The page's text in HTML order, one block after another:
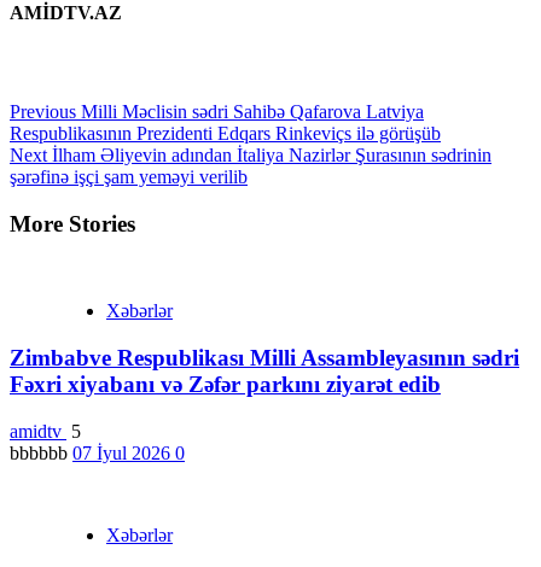
AMİDTV.AZ
Continue
Reading
Previous Milli Məclisin sədri Sahibə Qafarova Latviya
Respublikasının Prezidenti Edqars Rinkeviçs ilə görüşüb
Next İlham Əliyevin adından İtaliya Nazirlər Şurasının sədrinin
şərəfinə işçi şam yeməyi verilib
More Stories
Xəbərlər
Zimbabve Respublikası Milli Assambleyasının sədri
Fəxri xiyabanı və Zəfər parkını ziyarət edib
amidtv 5
bbbbbb 07 İyul 2026 0
Xəbərlər